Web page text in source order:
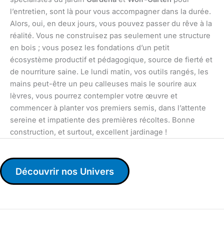
l’entretien, sont là pour vous accompagner dans la durée.
Alors, oui, en deux jours, vous pouvez passer du rêve à la
réalité. Vous ne construisez pas seulement une structure
en bois ; vous posez les fondations d’un petit
écosystème productif et pédagogique, source de fierté et
de nourriture saine. Le lundi matin, vos outils rangés, les
mains peut-être un peu calleuses mais le sourire aux
lèvres, vous pourrez contempler votre œuvre et
commencer à planter vos premiers semis, dans l’attente
sereine et impatiente des premières récoltes. Bonne
construction, et surtout, excellent jardinage !
Découvrir nos Univers